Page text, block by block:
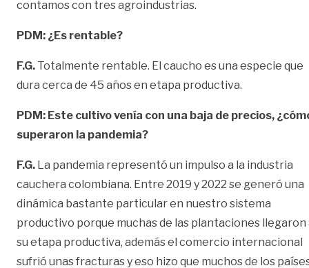
contamos con tres agroindustrias.
PDM: ¿Es rentable?
F.G. Totalmente rentable. El caucho es una especie que
dura cerca de 45 años en etapa productiva.
PDM: Este cultivo venía con una baja de precios,
superaron la pandemia?
F.G. La pandemia representó un impulso a la industria
cauchera colombiana. Entre 2019 y 2022 se generó una
dinámica bastante particular en nuestro sistema
productivo porque muchas de las plantaciones llegaron
su etapa productiva, además el comercio internacional
sufrió unas fracturas y eso hizo que muchos de los